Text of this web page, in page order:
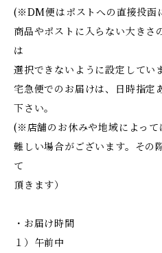
(※DM便はポストへの直接投函
商品やポストに入らない大きさ
は
選択できないように設定してい
宅急便でのお届けは、日時指定
下さい。
(※店舗のお休みや地域によって
難しい場合がございます。その
て
頂きます）
・お届け時間
１）午前中